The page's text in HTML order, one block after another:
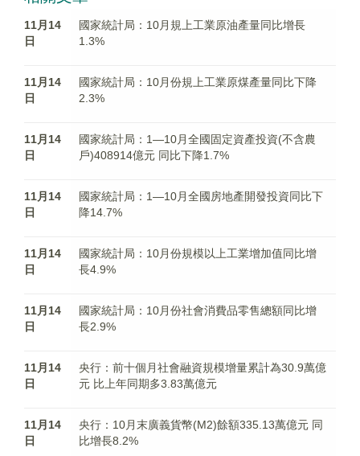
11月14
日
國家統計局：10月規上工業原油產量同比增長
1.3%
11月14
日
國家統計局：10月份規上工業原煤產量同比下降
2.3%
11月14
日
國家統計局：1—10月全國固定資產投資(不含農
戶)408914億元 同比下降1.7%
11月14
日
國家統計局：1—10月全國房地產開發投資同比下
降14.7%
11月14
日
國家統計局：10月份規模以上工業增加值同比增
長4.9%
11月14
日
國家統計局：10月份社會消費品零售總額同比增
長2.9%
11月14
日
央行：前十個月社會融資規模增量累計為30.9萬億
元 比上年同期多3.83萬億元
11月14
日
央行：10月末廣義貨幣(M2)餘額335.13萬億元 同
比增長8.2%